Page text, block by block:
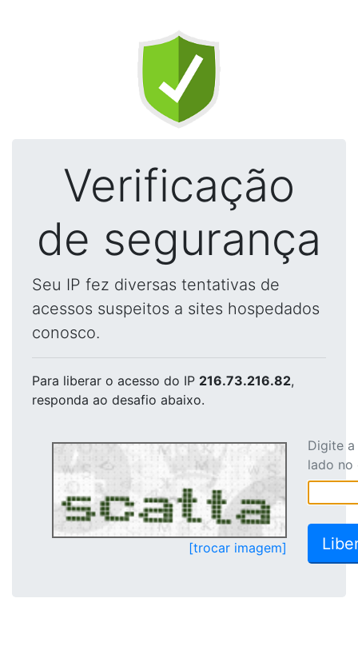
Verificação
de segurança
Seu IP fez diversas tentativas de
acessos suspeitos a sites hospedados
conosco.
Para liberar o acesso do IP 216.73.216.82,
responda ao desafio abaixo.
[trocar imagem]
Digite
lado no